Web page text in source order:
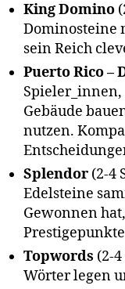
King Domino
Dominosteine
sein Reich
Puerto Rico –
Spieler_innen,
Gebäude
nutzen.
Splendor (2-4
Edelsteine
Gewonnen
Topwords (2-
Wörter legen